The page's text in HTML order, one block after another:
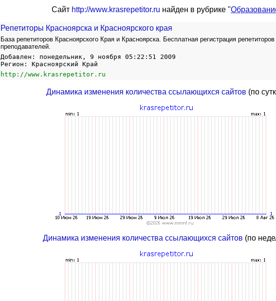
Сайт http://www.krasrepetitor.ru найден в рубрике "
Репетиторы Красноярска и Красноярского края
База репетиторов Красноярского Края и Красноярска. Бесплатная регистрация репетиторов
преподавателей.
Добавлен: понедельник, 9 ноября 05:22:51 2009
Регион: Красноярский Край
http://www.krasrepetitor.ru
Динамика изменения количества ссылающихся сайтов (по
Динамика изменения количества ссылающихся сайтов (по